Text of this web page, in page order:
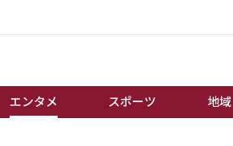
エンタメ スポーツ 地域